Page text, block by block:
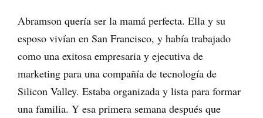
Abramson quería ser la mamá perfecta. Ella y su
esposo vivían en San Francisco, y había trabajado
como una exitosa empresaria y ejecutiva de
marketing para una compañía de tecnología de
Silicon Valley. Estaba organizada y lista para formar
una familia. Y esa primera semana después que